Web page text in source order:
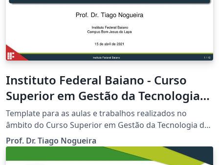
Instituto Federal Baiano - Curso
Superior em Gestão da Tecnologia
da Informação
Template para as aulas e trabalhos realizados no
âmbito do Curso Superior em Gestão da Tecnologia da
Informação do Instituto Federal Baiano - Campus Bom
Jesus da Lapa.
Prof. Dr. Tiago Nogueira